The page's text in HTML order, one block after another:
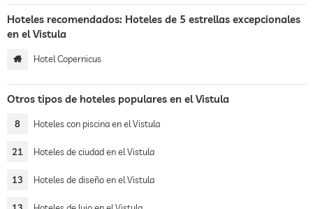
Hoteles recomendados: Hoteles de 5 estrellas excepcionales
en el Vistula
Hotel Copernicus
Otros tipos de hoteles populares en el Vistula
8 Hoteles con piscina en el Vistula
21 Hoteles de ciudad en el Vistula
13 Hoteles de diseño en el Vistula